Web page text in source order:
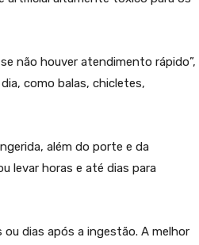
não houver atendimento rápido”,
como balas, chicletes,
além do porte e da
levar horas e até dias para
dias após a ingestão. A melhor